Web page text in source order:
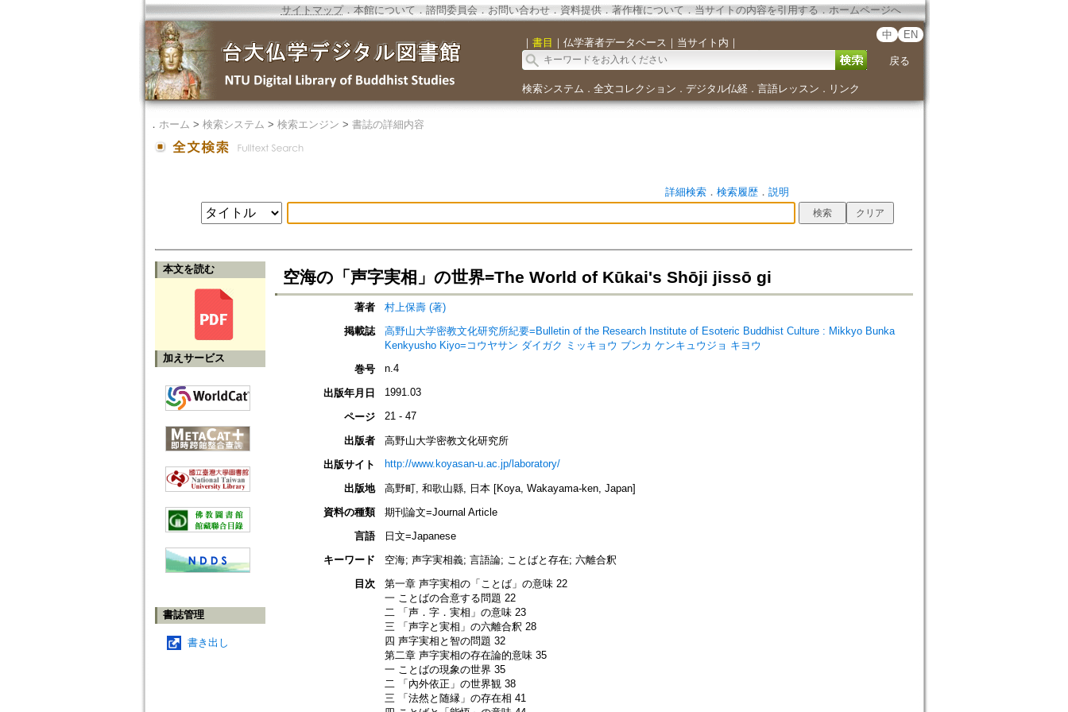
サイトマップ．本館について ． 諮問委員会． お問い合わせ． 資料提供． 著作権について．当サイトの内容を引用する ． ホームページへ
｜ 書目 ｜ 仏学著者データベース ｜ 当サイト内 ｜
中 EN
戻る
検索システム ． 全文コレクション ． デジタル仏経． 言語レッスン ． リンク
． ホーム > 検索システム > 検索エンジン > 書誌の詳細内容
詳細検索． 検索履歴． 説明
本文を読む
加えサービス
書誌管理
書き出し
空海の「声字実相」の世界=The World of Kūkai's Shōji jissō gi
著者
村上保壽 (著)
掲載誌
高野山大学密教文化研究所紀要=Bulletin of the Research Institute of Esoteric Buddhist Culture : Mikkyo Bunka
Kenkyusho Kiyo=コウヤサン ダイガク ミッキョウ ブンカ ケンキュウジョ キヨウ
巻号
n.4
出版年月日 1991.03
ページ 21 - 47
出版者
高野山大学密教文化研究所
出版サイト
http://www.koyasan-u.ac.jp/laboratory/
出版地
高野町, 和歌山縣, 日本 [Koya, Wakayama-ken, Japan]
資料の種類
期刊論文=Journal Article
言語
日文=Japanese
キーワード
空海; 声字実相義; 言語論; ことばと存在; 六離合釈
目次
第一章 声字実相の「ことば」の意味 22
一 ことばの合意する問題 22
二 「声．字．実相」の意味 23
三 「声字と実相」の六離合釈 28
四 声字実相と智の問題 32
第二章 声字実相の存在論的意味 35
一 ことばの現象の世界 35
二 「內外依正」の世界観 38
三 「法然と随縁」の存在相 41